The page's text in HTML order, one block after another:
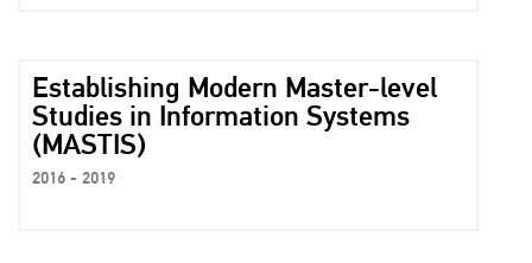
Establishing Modern Master-level
Studies in Information Systems
(MASTIS)
2016 - 2019